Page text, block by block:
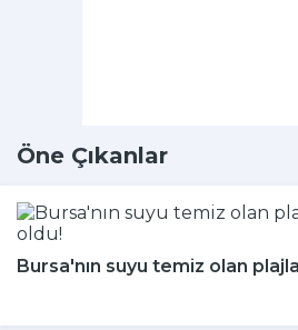
Öne Çıkanlar
Bursa'nın suyu temiz olan